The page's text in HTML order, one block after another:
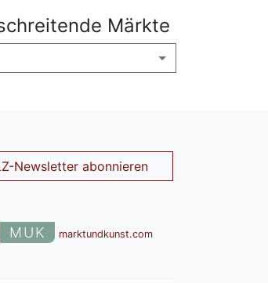
Märkte
Newsletter abonnieren
MUK marktundkunst.com